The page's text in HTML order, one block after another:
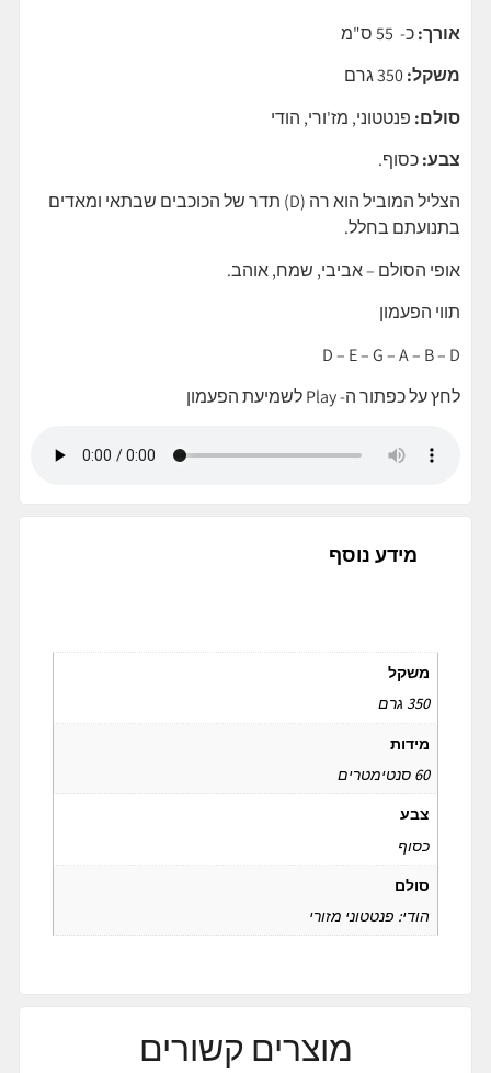
אורך:כ- 55 ס"מ
משקל:
סולם: פנטטוני, מז'ורי, הודי
צבע:כסוף.
הצליל המוביל הוא רה (D) תדר של הכוכבים שבתאי ומאדים
בתנועתם בחלל.
אופי הסולם – אביבי, שמח, אוהב.
תווי הפעמון
D – E – G – A – B – D
לחץ על כפתור ה- Play לשמיעת הפעמון
מידע נוסף
משקל
350 גרם
מידות
60 סנטימטרים
צבע
כסוף
סולם
הודי: פנטטוני מזורי
מוצרים קשורים